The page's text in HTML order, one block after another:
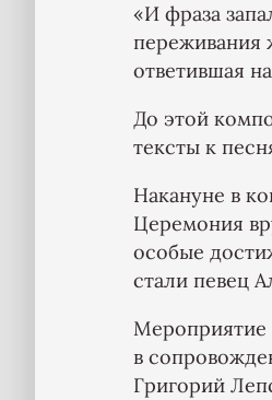
«И фраза
переживания
ответившая
До этой
тексты к
Накануне в
Церемония
особые
стали певец
Мероприятие
в
Григорий